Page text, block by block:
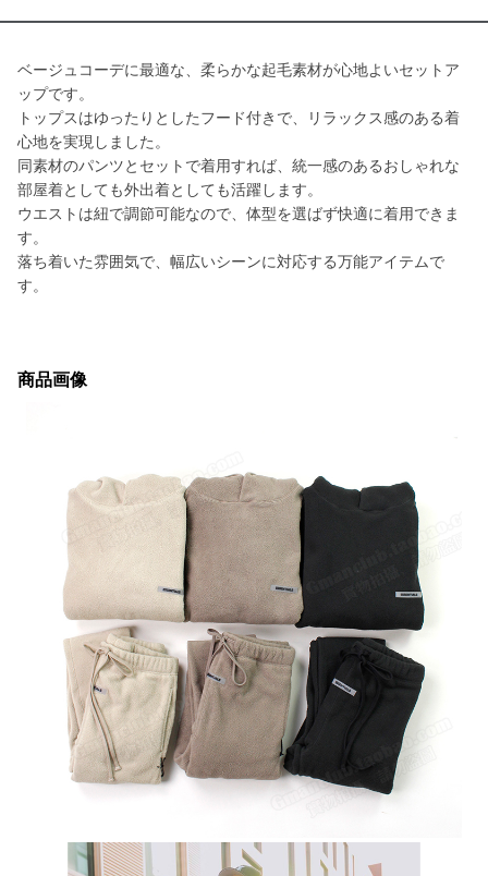
ベージュコーデに最適な、柔らかな起毛素材が心地よいセットア
ップです。
トップスはゆったりとしたフード付きで、リラックス感のある着
心地を実現しました。
同素材のパンツとセットで着用すれば、統一感のあるおしゃれな
部屋着としても外出着としても活躍します。
ウエストは紐で調節可能なので、体型を選ばず快適に着用できま
す。
落ち着いた雰囲気で、幅広いシーンに対応する万能アイテムで
す。
商品画像